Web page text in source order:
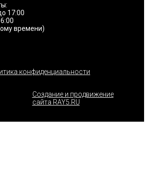
17:00
времени)
конфиденциальности
Создание и продвижение
сайта RAY5.RU